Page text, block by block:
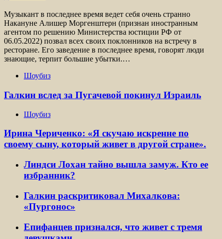
Музыкант в последнее время ведет себя очень странно
Накануне Алишер Моргенштерн (признан иностранным
агентом по решению Министерства юстиции РФ от
06.05.2022) позвал всех своих поклонников на встречу в
ресторане. Его заведение в последнее время, говорят люди
знающие, терпит большие убытки.…
Шоубиз
Галкин вслед за Пугачевой покинул Израиль
Шоубиз
Ирина Чериченко: «Я скучаю искренне по
своему сыну, который живет в другой стране».
Линдси Лохан тайно вышла замуж. Кто ее
избранник?
Галкин раскритиковал Михалкова:
«Пургонос»
Епифанцев признался, что живет с тремя